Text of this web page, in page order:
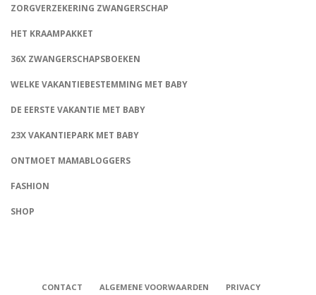
ZORGVERZEKERING ZWANGERSCHAP
HET KRAAMPAKKET
36X ZWANGERSCHAPSBOEKEN
WELKE VAKANTIEBESTEMMING MET BABY
DE EERSTE VAKANTIE MET BABY
23X VAKANTIEPARK MET BABY
ONTMOET MAMABLOGGERS
FASHION
SHOP
CONTACT ALGEMENE VOORWAARDEN PRIVACY